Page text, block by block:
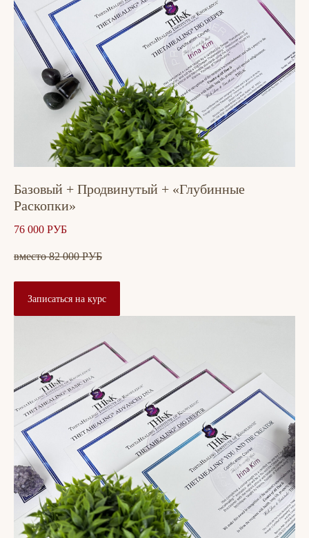
Базовый + Продвинутый + «Глубинные
Раскопки»
76 000 РУБ
вместо 82 000 РУБ
Записаться на курс